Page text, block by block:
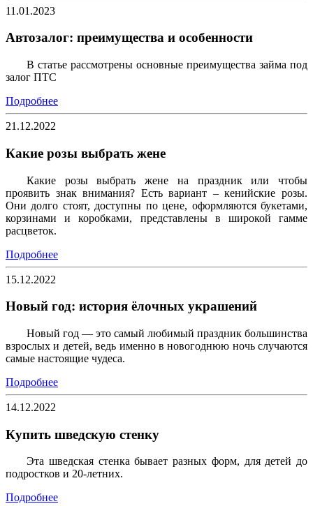
11.01.2023
Автозалог: преимущества и особенности
В статье рассмотрены основные преимущества займа под
залог ПТС
Подробнее
21.12.2022
Какие розы выбрать жене
Какие розы выбрать жене на праздник или чтобы
проявить знак внимания? Есть вариант – кенийские розы.
Они долго стоят, доступны по цене, оформляются букетами,
корзинами и коробками, представлены в широкой гамме
расцветок.
Подробнее
15.12.2022
Новый год: история ёлочных украшений
Новый год — это самый любимый праздник большинства
взрослых и детей, ведь именно в новогоднюю ночь случаются
самые настоящие чудеса.
Подробнее
14.12.2022
Купить шведскую стенку
Эта шведская стенка бывает разных форм, для детей до
подростков и 20-летних.
Подробнее